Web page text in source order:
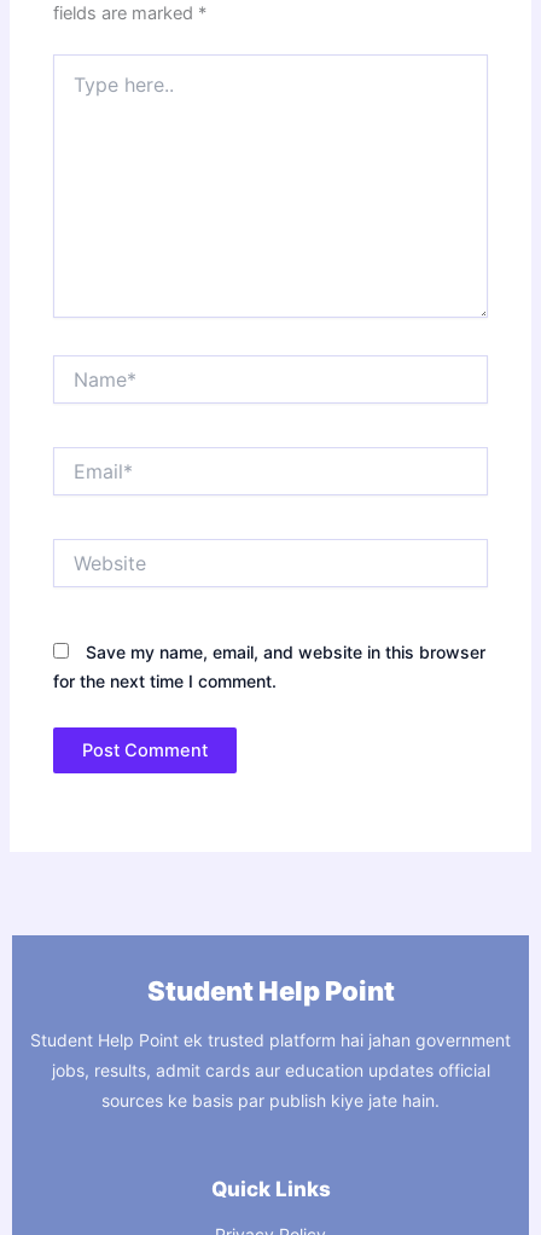
fields are marked *
here..
Save my name, email, and website in this browser
for the next time I comment.
Student Help Point
Student Help Point ek trusted platform hai jahan government
jobs, results, admit cards aur education updates official
sources ke basis par publish kiye jate hain.
Quick Links